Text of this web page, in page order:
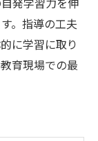
。指導の工夫
に学習に取り
育現場での最